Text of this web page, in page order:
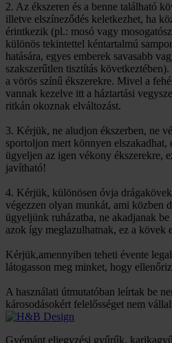
2. Az ékszeren és a benne található
illetve elszíneződés keletkezhet, ha
érintkezik (pl.: mosó vagy
különös tekintettel kéntartalmú
hatására, egyes emberek savasabb
szakszerűtlen tisztítás
a vörös színű ékszerekre. Mivel a
vannak kezelve itt a háztartási
ritkán okoznak elváltozást.
3. Kérjük, ne aludjon ékszerben, ne
sportoljon mert könnyen
ügyeljen az igen vékony ékszerekre,
javítható!
4. Kérjük, különösen óvja
végezzen olyan munkát, ami közben
ügyeljünk ruházatba, ne akadjanak
azok így meglazulhatnak, ez a kövek
Kérjük,amennyiben teheti évente
látogasson meg minket, hogy
A használati útmutatóban leírtak be
károsodásokért felelősséget nem
Gyémánt eljegyzési gyűrűk,